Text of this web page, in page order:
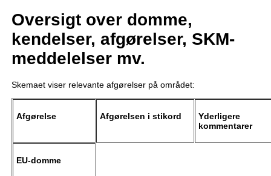
Oversigt over domme,
kendelser, afgørelser, SKM-
meddelelser mv.
Skemaet viser relevante afgørelser på området:
Afgørelse Afgørelsen i stikord
Yderligere
kommentarer
EU-domme